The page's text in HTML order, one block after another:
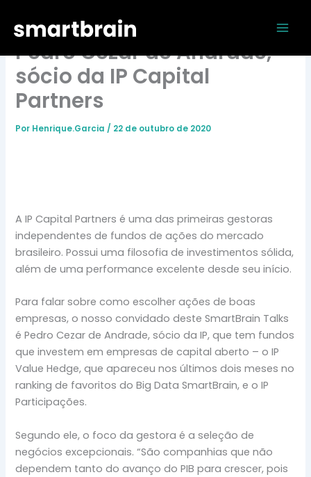
para
conteúdo
SmartBrain Talks com
Pedro Cezar de Andrade,
sócio da IP Capital
Partners
Por Henrique.Garcia / 22 de outubro de 2020
A IP Capital Partners é uma das primeiras gestoras
independentes de fundos de ações do mercado
brasileiro. Possui uma filosofia de investimentos sólida,
além de uma performance excelente desde seu início.
Para falar sobre como escolher ações de boas
empresas, o nosso convidado deste SmartBrain Talks
é Pedro Cezar de Andrade, sócio da IP, que tem fundos
que investem em empresas de capital aberto – o IP
Value Hedge, que apareceu nos últimos dois meses no
ranking de favoritos do Big Data SmartBrain, e o IP
Participações.
Segundo ele, o foco da gestora é a seleção de
negócios excepcionais. “São companhias que não
dependem tanto do avanço do PIB para crescer, pois